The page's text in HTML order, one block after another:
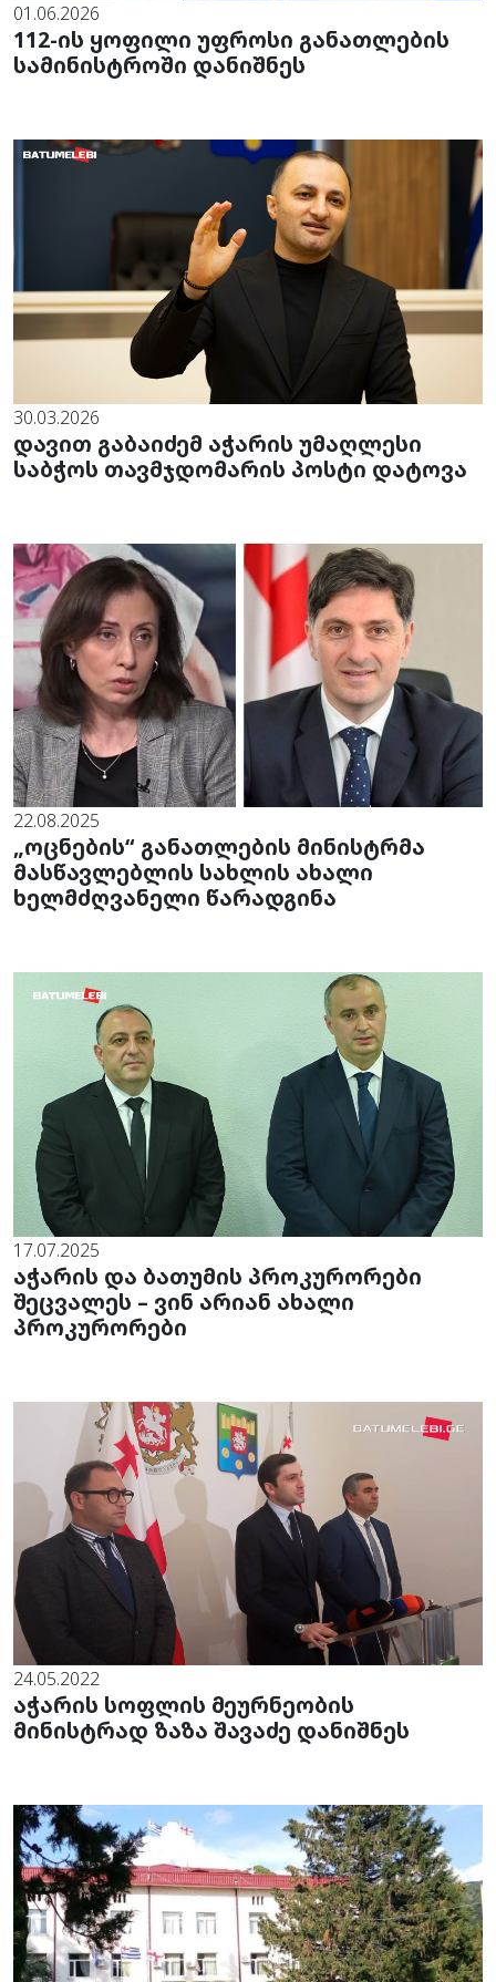
01.06.2026
112-ის ყოფილი უფროსი განათლების
სამინისტროში დანიშნეს
30.03.2026
დავით გაბაიძემ აჭარის უმაღლესი
საბჭოს თავმჯდომარის პოსტი დატოვა
22.08.2025
„ოცნების“ განათლების მინისტრმა
მასწავლებლის სახლის ახალი
ხელმძღვანელი წარადგინა
17.07.2025
აჭარის და ბათუმის პროკურორები
შეცვალეს – ვინ არიან ახალი
პროკურორები
24.05.2022
აჭარის სოფლის მეურნეობის
მინისტრად ზაზა შავაძე დანიშნეს